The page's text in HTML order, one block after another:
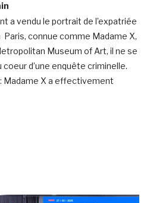
a vendu le portrait de l’expatriée
connue comme Madame X,
Museum of Art, il ne se
coeur d’une enquête criminelle.
Madame X a effectivement